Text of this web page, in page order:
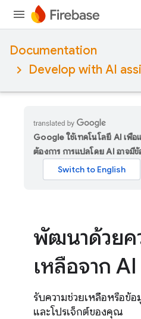
Documentation
Develop with AI
Google ใช้เทคโนโลยี AI เพื่
ต้องการ การแปลโดย AI อาจมี
พัฒนาด้วยค
เหลือจาก AI
รับความช่วยเหลือหรือข้
และโปรเจ็กต์ของคุณ